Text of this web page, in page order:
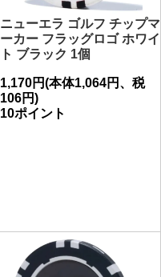
ニューエラ ゴルフ チップマ
ーカー フラッグロゴ ホワイ
ト ブラック 1個
1,170円(本体1,064円、税
106円)
10ポイント